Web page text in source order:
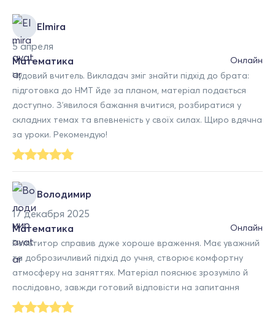
Elmira
5 апреля
Онлайн
Математика
Чудовий вчитель. Викладач зміг знайти підхід до брата:
підготовка до НМТ йде за планом, матеріал подається
доступно. Зʼявилося бажання вчитися, розбиратися у
складних темах та впевненість у своїх силах. Щиро вдячна
за уроки. Рекомендую!
Володимир
17 декабря 2025
Онлайн
Математика
Репетитор справив дуже хороше враження. Має уважний
та доброзичливий підхід до учня, створює комфортну
атмосферу на заняттях. Матеріал пояснює зрозуміло й
послідовно, завжди готовий відповісти на запитання